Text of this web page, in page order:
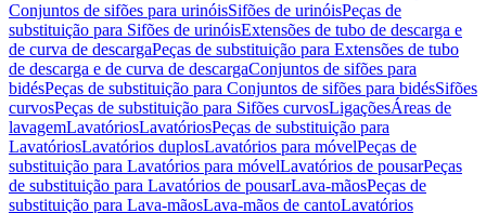
Conjuntos de sifões para urinóisSifões de urinóisPeças de
substituição para Sifões de urinóisExtensões de tubo de descarga e
de curva de descargaPeças de substituição para Extensões de tubo
de descarga e de curva de descargaConjuntos de sifões para
bidésPeças de substituição para Conjuntos de sifões para bidésSifões
curvosPeças de substituição para Sifões curvosLigaçõesÁreas de
lavagemLavatóriosLavatóriosPeças de substituição para
LavatóriosLavatórios duplosLavatórios para móvelPeças de
substituição para Lavatórios para móvelLavatórios de pousarPeças
de substituição para Lavatórios de pousarLava-mãosPeças de
substituição para Lava-mãosLava-mãos de cantoLavatórios